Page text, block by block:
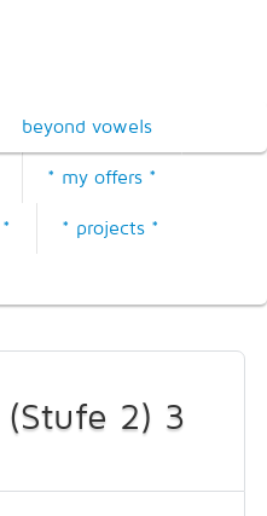
beyond vowels
* my offers *
* projects *
(Stufe 2) 3